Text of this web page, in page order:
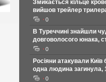
Змикається кільце
вийшов трейлер
0
В Туреччині знайшли
довговолосого юнака,
0
Росіяни атакували
одна людина загинула,
0